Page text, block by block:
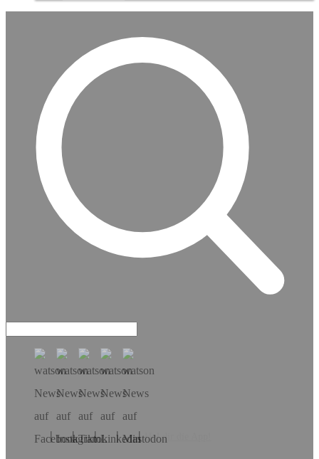
Hol dir die App!